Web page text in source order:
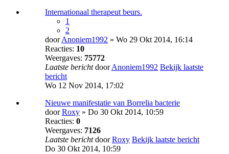
Internationaal therapeut beurs.
1
2
doorAnoniem1992 » Wo 29 Okt 2014, 16:14
Reacties: 10
Weergaves: 75772
Laatste berichtdoorAnoniem1992 Bekijk laatste
bericht
Wo 12 Nov 2014, 17:02
Nieuwe manifestatie van Borrelia bacterie
doorRoxy » Do 30 Okt 2014, 10:59
Reacties: 0
Weergaves: 7126
Laatste berichtdoorRoxy Bekijk laatste bericht
Do 30 Okt 2014, 10:59